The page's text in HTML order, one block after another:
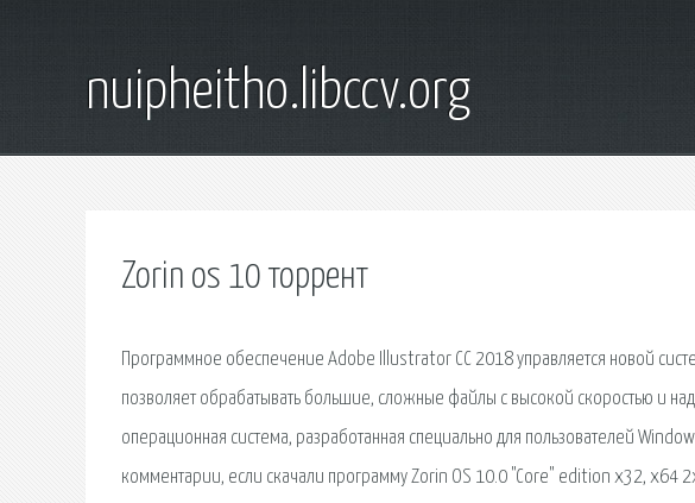
nuipheitho.libccv.org
Zorin os 10 торрент
Программное обеспечение Adobe Illustrator CC 2018 управляется новой
позволяет обрабатывать большие, сложные файлы с высокой скоростью и
операционная система, разработанная специально для пользователей
комментарии, если скачали программу Zorin OS 10.0 "Core" edition x32, x64